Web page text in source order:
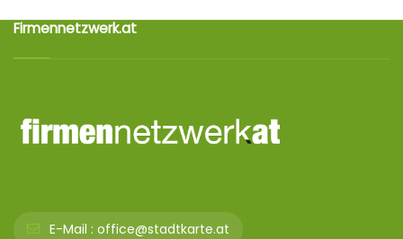
Firmennetzwerk.at
E-Mail : office@stadtkarte.at